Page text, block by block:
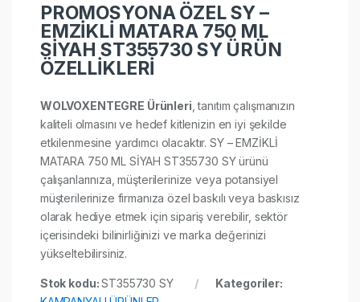
PROMOSYONA ÖZEL SY –
EMZİKLİ MATARA 750 ML
SİYAH ST355730 SY ÜRÜN
ÖZELLİKLERİ
WOLVOXENTEGRE Ürünleri , tanıtım çalışmanızın
kaliteli olmasını ve hedef kitlenizin en iyi şekilde
etkilenmesine yardımcı olacaktır. SY – EMZİKLİ
MATARA 750 ML SİYAH ST355730 SY ürünü
çalışanlarınıza, müşterilerinize veya potansiyel
müşterilerinize firmanıza özel baskılı veya baskısız
olarak hediye etmek için sipariş verebilir, sektör
içerisindeki bilinirliğinizi ve marka değerinizi
yükseltebilirsiniz.
Stok kodu:ST355730 SY
Kategoriler: